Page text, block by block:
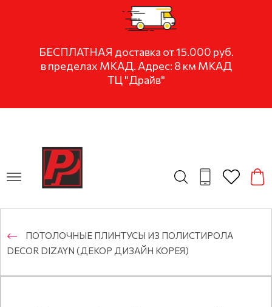
БЕСПЛАТНАЯ доставка от 15.000 руб.
в пределах МКАД. Адрес: 8 км МКАД
ТЦ "Драйв"
ПОТОЛОЧНЫЕ ПЛИНТУСЫ ИЗ ПОЛИСТИРОЛА
DECOR DIZAYN (ДЕКОР ДИЗАЙН КОРЕЯ)